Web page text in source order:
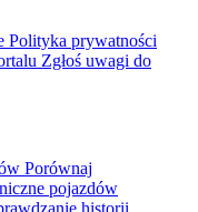
Polityka prywatności
Zgłoś uwagi do
Porównaj
pojazdów
historii